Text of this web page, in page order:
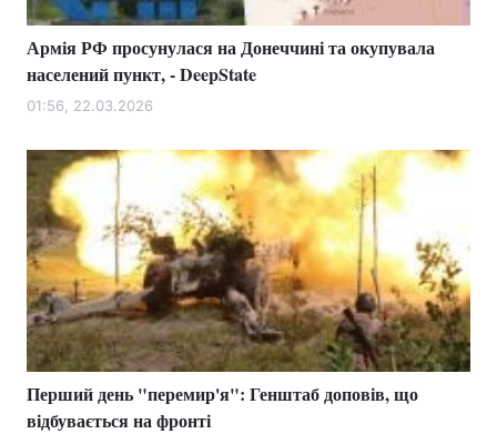
Армія РФ просунулася на Донеччині та окупувала
населений пункт, - DeepState
01:56, 22.03.2026
Перший день "перемир'я": Генштаб доповів, що
відбувається на фронті